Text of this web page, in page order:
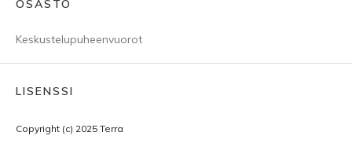
OSASTO
Keskustelupuheenvuorot
LISENSSI
Copyright (c) 2025 Terra